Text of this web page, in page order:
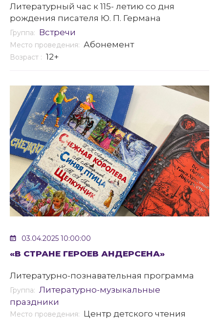
Литературный час к 115- летию со дня
рождения писателя Ю. П. Германа
Группа: Встречи
Место проведения: Абонемент
Возраст : 12+
03.04.2025 10:00:00
«В СТРАНЕ ГЕРОЕВ АНДЕРСЕНА»
Литературно-познавательная программа
Группа: Литературно-музыкальные
праздники
Место проведения: Центр детского чтения